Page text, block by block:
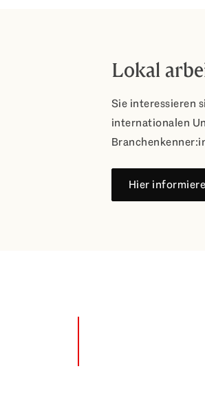
Lokal
Sie interessieren
internationalen
Hier